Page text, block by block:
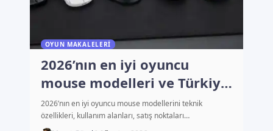
OYUN MAKALELERI
2026’nın en iyi oyuncu
mouse modelleri ve Türkiye
fiyatları
2026’nın en iyi oyuncu mouse modellerini teknik
özellikleri, kullanım alanları, satış noktaları…